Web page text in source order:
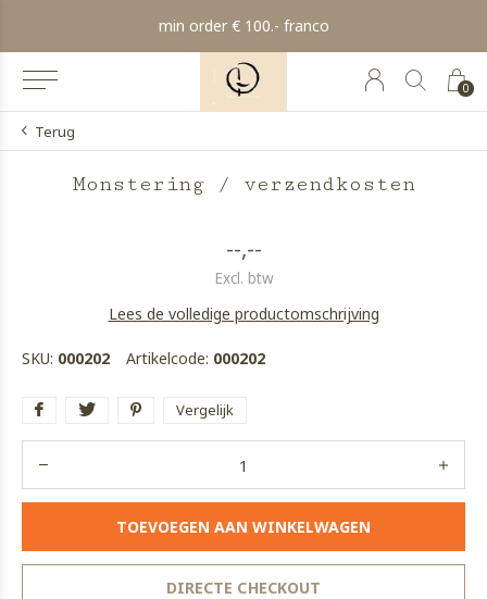
0
min order € 100.- franco
Terug
Monstering / verzendkosten
--,--
Excl. btw
Lees de volledige productomschrijving
SKU: 000202 Artikelcode: 000202
Vergelijk
TOEVOEGEN AAN WINKELWAGEN
DIRECTE CHECKOUT